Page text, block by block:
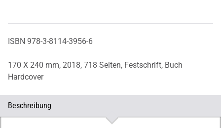
ISBN 978-3-8114-3956-6
170 X 240 mm, 2018, 718 Seiten, Festschrift, Buch
Hardcover
Beschreibung